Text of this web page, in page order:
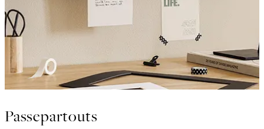
Passepartouts